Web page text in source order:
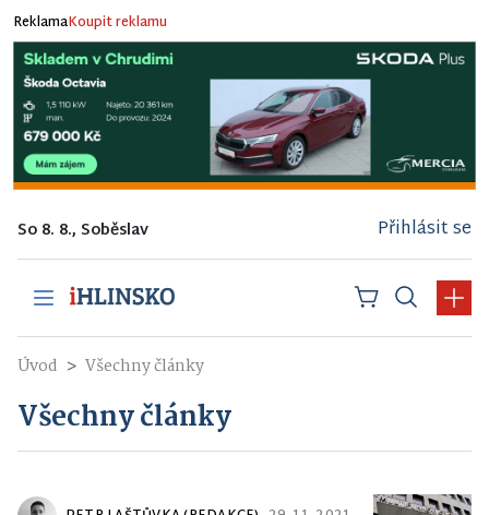
ReklamaKoupit reklamu
So 8. 8., Soběslav Přihlásit se
Úvod Všechny články
Všechny články